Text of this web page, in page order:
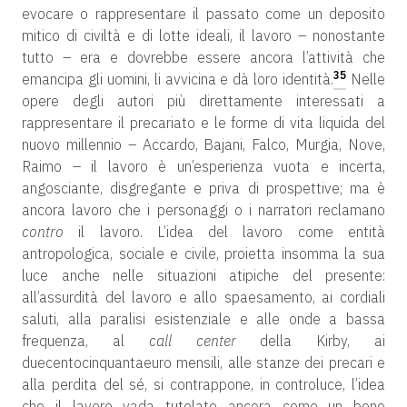
evocare o rappresentare il passato come un deposito
mitico di civiltà e di lotte ideali, il lavoro – nonostante
tutto – era e dovrebbe essere ancora l’attività che
emancipa gli uomini, li avvicina e dà loro identità.35 Nelle
opere degli autori più direttamente interessati a
rappresentare il precariato e le forme di vita liquida del
nuovo millennio – Accardo, Bajani, Falco, Murgia, Nove,
Raimo – il lavoro è un’esperienza vuota e incerta,
angosciante, disgregante e priva di prospettive; ma è
ancora lavoro che i personaggi o i narratori reclamano
contro il lavoro. L’idea del lavoro come entità
antropologica, sociale e civile, proietta insomma la sua
luce anche nelle situazioni atipiche del presente:
all’assurdità del lavoro e allo spaesamento, ai cordiali
saluti, alla paralisi esistenziale e alle onde a bassa
frequenza, al call centerdella Kirby, ai
duecentocinquantaeuro mensili, alle stanze dei precari e
alla perdita del sé, si contrappone, in controluce, l’idea